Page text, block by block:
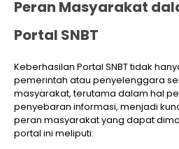
Peran Masyarakat
Portal SNBT
Keberhasilan Portal SNBT tidak
pemerintah atau penyelenggara
masyarakat, terutama dalam hal
penyebaran informasi, menjadi
peran masyarakat yang dapat
portal ini meliputi: